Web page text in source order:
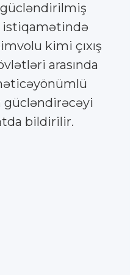
gücləndirilmiş
istiqamətində
kimi çıxış
arasında
gücləndirəcəyi
bildirilir.